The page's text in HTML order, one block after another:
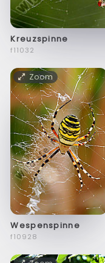
Kreuzspinne
f11032
Zoom
Wespenspinne
f10928